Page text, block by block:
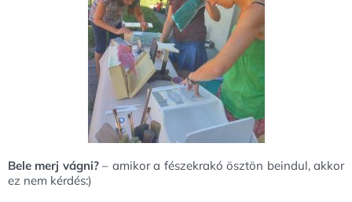
Bele merj vágni?– amikor a fészekrakó ösztön beindul, akkor
ez nem kérdés:)